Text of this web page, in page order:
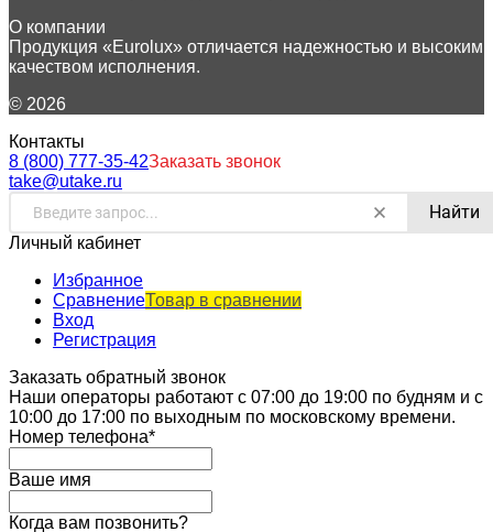
О компании
Продукция «Eurolux» отличается надежностью и высоким
качеством исполнения.
© 2026
Контакты
8 (800) 777-35-42Заказать звонок
take@utake.ru
Найти
Личный кабинет
Избранное
СравнениеТовар в сравнении
Вход
Регистрация
Заказать обратный звонок
Наши операторы работают с 07:00 до 19:00 по будням и с
10:00 до 17:00 по выходным по московскому времени.
Номер телефона*
Ваше имя
Когда вам позвонить?